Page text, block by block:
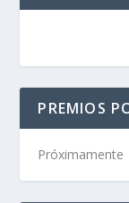
PREMIOS
Próximamente